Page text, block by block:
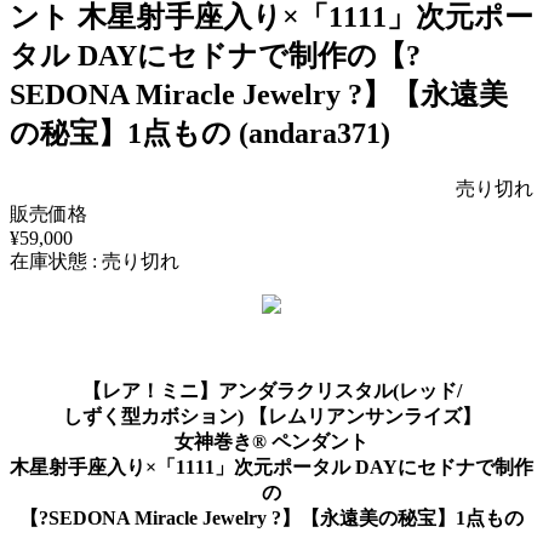
ント 木星射手座入り×「1111」次元ポー
タル DAYにセドナで制作の【?
SEDONA Miracle Jewelry ?】【永遠美
の秘宝】1点もの (andara371)
売り切れ
販売価格
¥59,000
在庫状態 : 売り切れ
【レア！ミニ】アンダラクリスタル(レッド/
しずく型カボション) 【レムリアンサンライズ】
女神巻き®︎ ペンダント
木星射手座入り×「1111」次元ポータル DAYにセドナで制作
の
【?SEDONA Miracle Jewelry ?】【永遠美の秘宝】1点もの